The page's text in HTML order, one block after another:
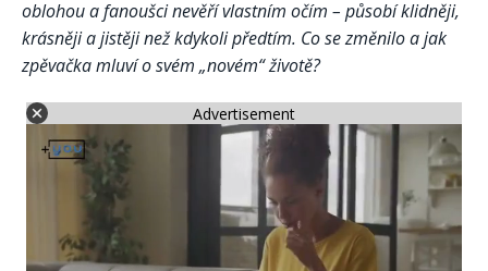
oblohou a fanoušci nevěří vlastním očím – působí klidněji,
krásněji a jistěji než kdykoli předtím. Co se změnilo a jak
zpěvačka mluví o svém „novém“ životě?
Advertisement